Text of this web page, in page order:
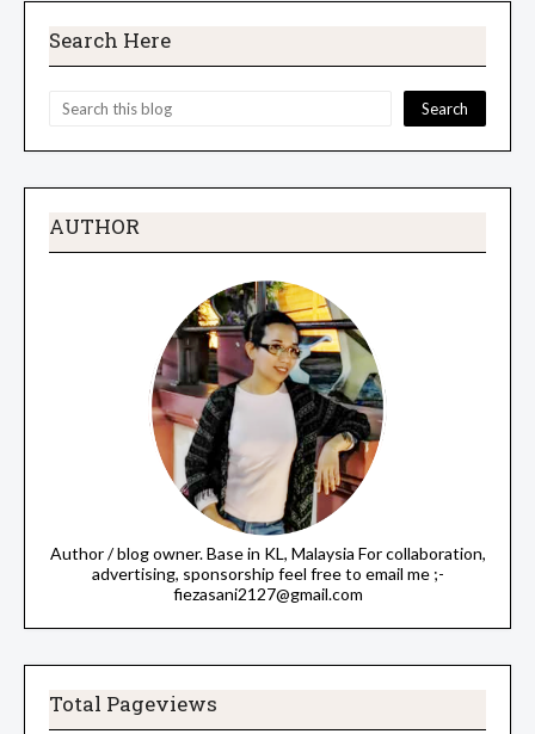
Search Here
AUTHOR
Author / blog owner. Base in KL, Malaysia For collaboration,
advertising, sponsorship feel free to email me ;-
fiezasani2127@gmail.com
Total Pageviews